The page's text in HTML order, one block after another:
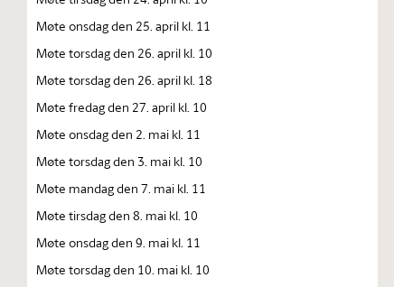
Møte onsdag den 25. april kl. 11
Møte torsdag den 26. april kl. 10
Møte torsdag den 26. april kl. 18
Møte fredag den 27. april kl. 10
Møte onsdag den 2. mai kl. 11
Møte torsdag den 3. mai kl. 10
Møte mandag den 7. mai kl. 11
Møte tirsdag den 8. mai kl. 10
Møte onsdag den 9. mai kl. 11
Møte torsdag den 10. mai kl. 10